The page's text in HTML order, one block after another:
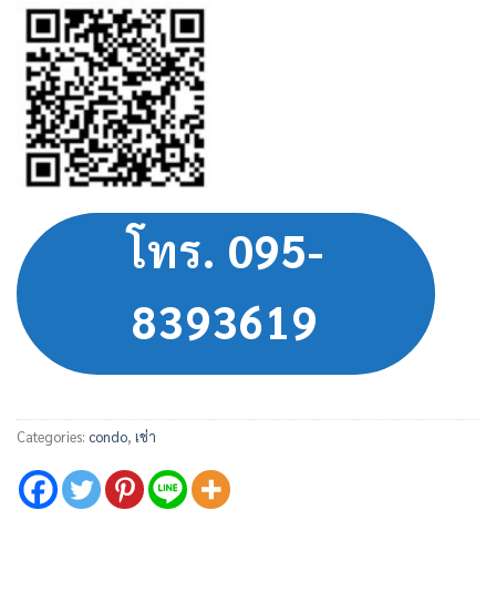
โทร. 095-
8393619
Categories: condo, เช่า